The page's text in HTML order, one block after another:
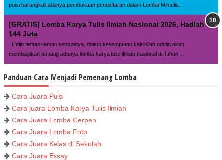
puisi barangkali adanya pembukaan pendaftaran dalam Lomba Menulis...
[GRATIS] Lomba Karya Tulis Ilmiah Nasional 2026, Hadiah
144 Juta
Hallo teman-teman semuanya, dalam kesempatan kali inilah admin akan
membagikan tentang adanya lomba karya tulis ilmiah nasional di Tahun ...
Panduan Cara Menjadi Pemenang Lomba
Cara Juara Puisi
Cara juara Lomba Karya Tulis Ilmiah
Cara Juara Lomba Cerpen
Cara Juara Lomba Foto
Cara Juara Kelas di Sekolah
Cara Juara Essay